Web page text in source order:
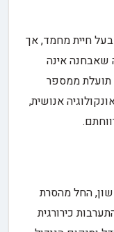
בעל חיית מחמד, אך
שאבחנה אינה
תועלת ממספר
אנושית,
החל מהסרת
כירורגית